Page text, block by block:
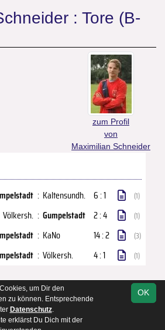
: Tore (B-
zum Profil
von
Maximilian Schneider
: Kaltensundh. 6 : 1 (1)
Völkersh. : Gumpelstadt 2 : 4 (1)
: KaNo 14 : 2 (3)
: Völkersh. 4 : 1 (1)
soccero.de
© 2006 - 2026
Impressum Datenschutz
OK
um Dir den
zu können. Entsprechende
Datenschutz.
erklärst Du Dich mit der